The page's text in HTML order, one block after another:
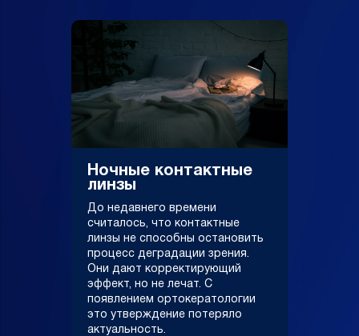
Ночные контактные
линзы
До недавнего времени
считалось, что контактные
линзы не способны остановить
процесс деградации зрения.
Они дают корректирующий
эффект, но не лечат. С
появлением ортокератологии
это утверждение потеряло
актуальность.